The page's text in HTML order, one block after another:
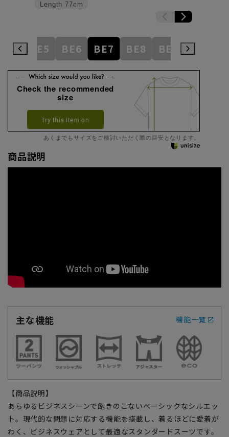
Length 77cm
BE5 BE6 BE7 BE8 BE9 BE10
Check the recommended
size
Try this item on
あくまでもサイズをご検討いただく際の目安となります。
商品説明
主な機能 機能一覧
【商品説明】
あらゆるビジネスシーンで飽きのこないベーシックなシルエッ
ト。現代的な問題に対応する機能を搭載し、着るほどに愛着が
わく、ビジネスウェアとして最適なスタンダードスーツです。